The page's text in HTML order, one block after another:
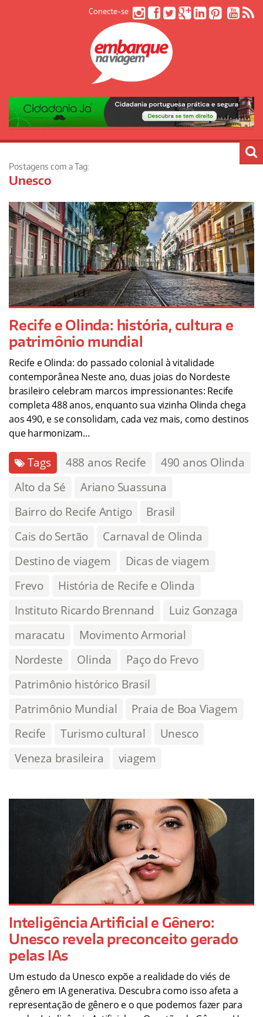
Conecte-se
Postagens com a Tag:
Unesco
Recife e Olinda: história, cultura e
patrimônio mundial
Recife e Olinda: do passado colonial à vitalidade
contemporânea Neste ano, duas joias do Nordeste
brasileiro celebram marcos impressionantes: Recife
completa 488 anos, enquanto sua vizinha Olinda chega
aos 490, e se consolidam, cada vez mais, como destinos
que harmonizam…
Tags 488 anos Recife
490 anos Olinda
Alto da Sé
Ariano Suassuna
Bairro do Recife Antigo
Brasil
Cais do Sertão
Carnaval de Olinda
Destino de viagem
Dicas de viagem
Frevo
História de Recife e Olinda
Instituto Ricardo Brennand
Luiz Gonzaga
maracatu
Movimento Armorial
Nordeste
Olinda
Paço do Frevo
Patrimônio histórico Brasil
Patrimônio Mundial
Praia de Boa Viagem
Recife
Turismo cultural
Unesco
Veneza brasileira
viagem
Inteligência Artificial e Gênero:
Unesco revela preconceito gerado
pelas IAs
Um estudo da Unesco expõe a realidade do viés de
gênero em IA generativa. Descubra como isso afeta a
representação de gênero e o que podemos fazer para